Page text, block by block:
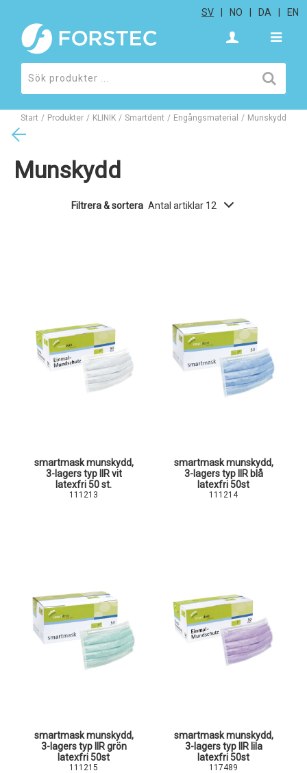
SV NO DA EN
Start / Produkter / KLINIK / Smartdent / Engångsmaterial / Munskydd
Munskydd
Filtrera & sortera Antal artiklar 12
smartmask munskydd,
3-lagers typ IIR vit
latexfri 50 st.
111213
smartmask munskydd,
3-lagers typ IIR blå
latexfri 50st
111214
smartmask munskydd,
3-lagers typ IIR grön
latexfri 50st
111215
smartmask munskydd,
3-lagers typ IIR lila
latexfri 50st
117489